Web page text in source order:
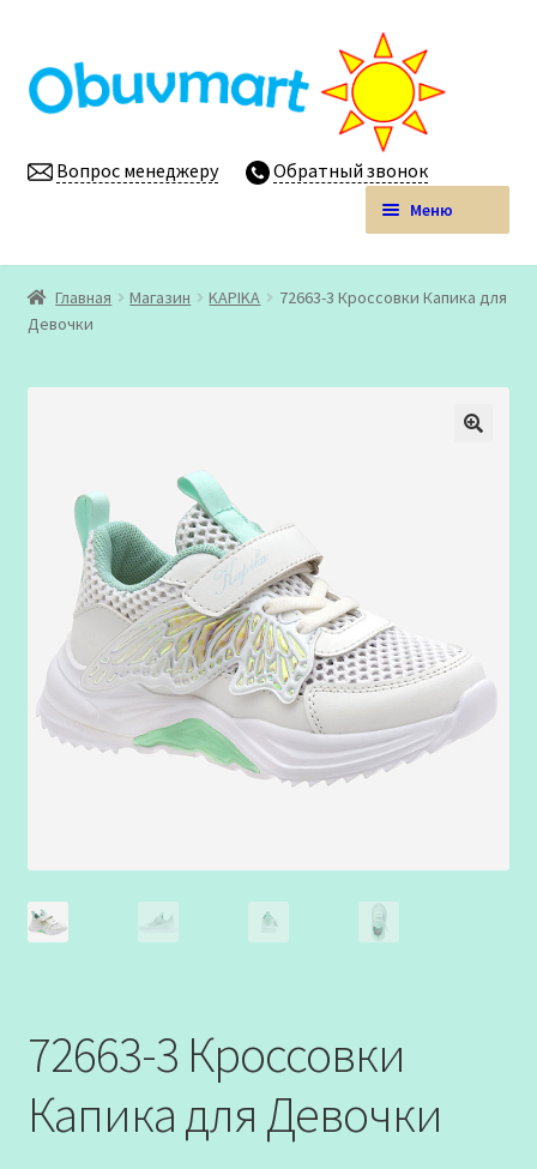
к
навигации
к
содержимому
Вопрос менеджеру Обратный звонок
Меню
Obuvmart.pro | Детская обувь мелким оптом
Магазин
меню
Личный кабинет
Главная Магазин KAPIKA
72663-3 Кроссовки Капика для
Девочки
72663-3 Кроссовки
Капика для Девочки